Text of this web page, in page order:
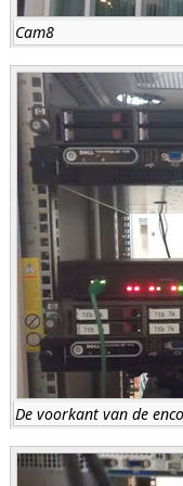
Cam8
De voorkant van de